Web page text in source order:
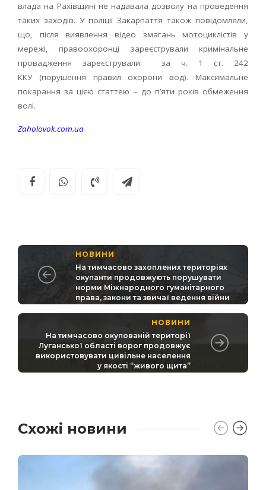
влада на Рахівщині не надавала дозволу на проведення
таких заходів. У поліції Закарпаття також повідомляли,
що, після виявлення відео змагань мотоциклістів у
мережі, правоохоронці зареєстрували кримінальне
провадження зареєстрували за ч. 1 ст. 242
ККУ (порушення правил охорони вод). Максимальне
покарання за цією статтею – до п’яти років обмеження
волі.
Zaholovok.com.ua
НОВИНИ
На тимчасово захоплених територіях
окупанти продовжують порушувати
норми Міжнародного гуманітарного
права, закони та звичаї ведення війни
НОВИНИ
На тимчасово окупованій території
Луганської області ворог продовжує
використовувати цивільне населення
у якості “живого щита”
Схожі новини